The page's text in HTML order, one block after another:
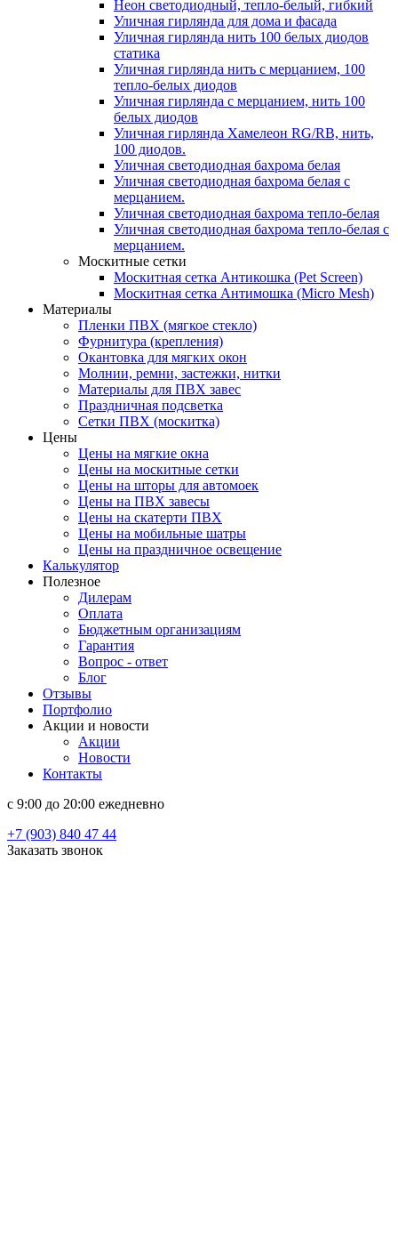
Неон светодиодный, тепло-белый, гибкий
Уличная гирлянда для дома и фасада
Уличная гирлянда нить 100 белых диодов
статика
Уличная гирлянда нить с мерцанием, 100
тепло-белых диодов
Уличная гирлянда с мерцанием, нить 100
белых диодов
Уличная гирлянда Хамелеон RG/RB, нить,
100 диодов.
Уличная светодиодная бахрома белая
Уличная светодиодная бахрома белая с
мерцанием.
Уличная светодиодная бахрома тепло-белая
Уличная светодиодная бахрома тепло-белая с
мерцанием.
Москитные сетки
Москитная сетка Антикошка (Pet Screen)
Москитная сетка Антимошка (Micro Mesh)
Материалы
Пленки ПВХ (мягкое стекло)
Фурнитура (крепления)
Окантовка для мягких окон
Молнии, ремни, застежки, нитки
Материалы для ПВХ завес
Праздничная подсветка
Сетки ПВХ (москитка)
Цены
Цены на мягкие окна
Цены на москитные сетки
Цены на шторы для автомоек
Цены на ПВХ завесы
Цены на скатерти ПВХ
Цены на мобильные шатры
Цены на праздничное освещение
Калькулятор
Полезное
Дилерам
Оплата
Бюджетным организациям
Гарантия
Вопрос - ответ
Блог
Отзывы
Портфолио
Акции и новости
Акции
Новости
Контакты
c 9:00 до 20:00 ежедневно
+7 (903) 840 47 44
Заказать звонок